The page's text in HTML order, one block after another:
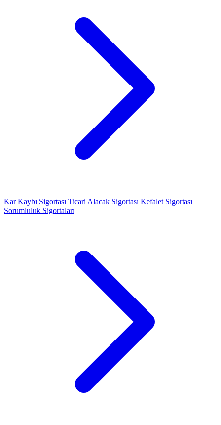
Kar Kaybı Sigortası Ticari Alacak Sigortası Kefalet Sigortası
Sorumluluk Sigortaları